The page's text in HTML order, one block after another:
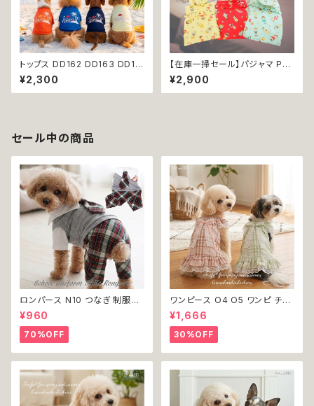
トップス DD162 DD163 DD16
4 DD165 Ｔシャツ 犬 猫 ペット
犬服 猫服 犬の服 猫の服 返品
交換不可
¥2,300
【在庫一掃セール】パジャマ P3
07 P308 P309 イエロー レッ
ド ミント 部屋着 ルームウェア
寝間着 帽子 ナイトキャップ 犬
¥2,900
セール中の商品
ロンパース N10 つなぎ 制服風
チェック柄 グレー 灰色 コスチュ
ーム コスプレ ドッグウェア dog
犬 猫 ペット 服 犬服 洋服 オシ
ャレ かわいい 小型犬 返品交換
不可
¥960
70%OFF
ワンピース O4 O5 ワンピ チェ
ック プリーツ レース 女の子 犬
犬服 小型 猫 服 洋服 ペット do
g ドッグウェア おしゃれ かわい
い 返品交換不可
¥1,666
30%OFF